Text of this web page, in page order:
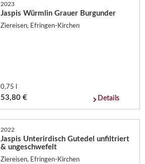
2023
Jaspis Würmlin Grauer Burgunder
Ziereisen, Efringen-Kirchen
0,75 l
53,80 € Details
2022
Jaspis Unterirdisch Gutedel unfiltriert
& ungeschwefelt
Ziereisen, Efringen-Kirchen